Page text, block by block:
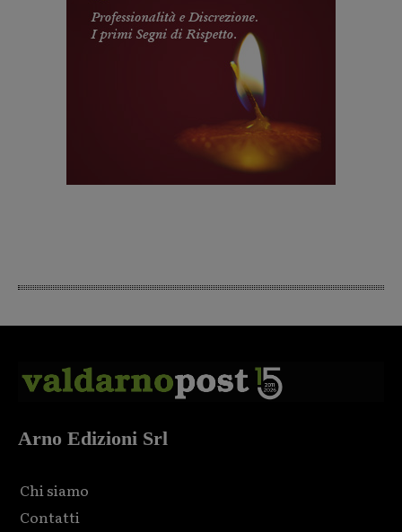
Arno Edizioni Srl
Chi siamo
Contatti